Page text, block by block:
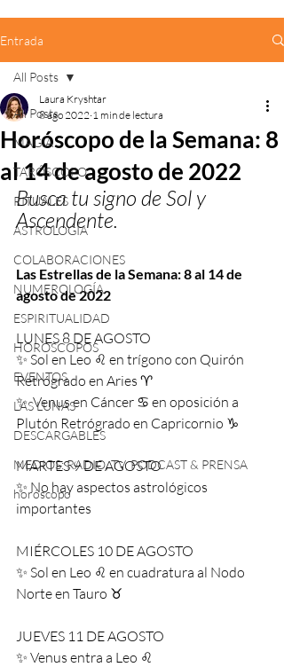
Entrada
All Posts
MAGIA
TARÓSCOPO
RITUALES
ASTROLOGÍA
COLABORACIONES
NUMEROLOGÍA
ESPIRITUALIDAD
HORÓSCOPOS
EVENTOS
LAS LUNAS
DESCARGABLES
MEDIOS: RADIO, TV, PODCAST & PRENSA
horóscopo
All Posts
Horóscopo de la Semana: 8
al 14 de agosto de 2022
Laura Kryshtar
8 ago 2022 1 min de lectura
Busca tu signo de Sol y
Ascendente.
Las Estrellas de la Semana: 8 al 14 de
agosto de 2022
LUNES 8 DE AGOSTO
✨ Sol en Leo ♌️ en trígono con Quirón
Retrógrado en Aries ♈️
✨  Venus en Cáncer ♋️ en oposición a
Plutón Retrógrado en Capricornio ♑️
MARTES 9 DE AGOSTO
✨ No hay aspectos astrológicos
importantes
MIÉRCOLES 10 DE AGOSTO
✨ Sol en Leo ♌️ en cuadratura al Nodo
Norte en Tauro ♉️
JUEVES 11 DE AGOSTO
✨ Venus entra a Leo ♌️